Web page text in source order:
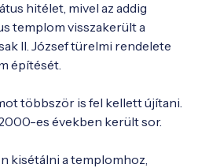
hitélet, mivel az addig
templom visszakerült a
II. József türelmi rendelete
építését.
többször is fel kellett újítani.
es években került sor.
kisétálni a templomhoz,